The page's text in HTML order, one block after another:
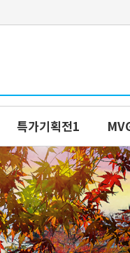
특가기획전1